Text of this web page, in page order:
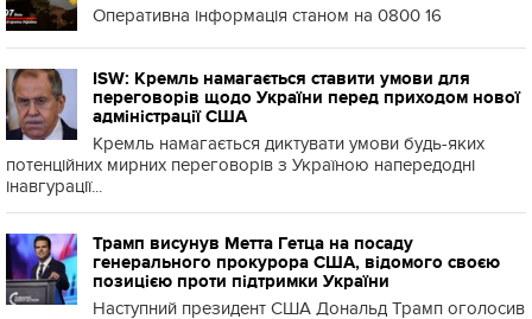
Оперативна інформація станом на 0800 16
ISW: Кремль намагається ставити умови для
переговорів щодо України перед приходом нової
адміністрації США
Кремль намагається диктувати умови будь-яких
потенційних мирних переговорів з Україною напередодні
інавгурації...
Трамп висунув Метта Гетца на посаду
генерального прокурора США, відомого своєю
позицією проти підтримки України
Наступний президент США Дональд Трамп оголосив